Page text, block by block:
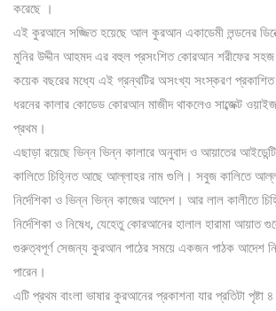
করেছে ।
এই কুরআনে সজ্জিত হয়েছে আল কুরআন একাডেমী লন্ডনের
মুনির উদ্দীন আহমদ এর বহুল প্রসংশিত কোরআন শরীফের
কয়েক বছরের মধ্যে এই গ্রন্থটির অসংখ্য সংস্করণ প্রকাশিত
ধরনের কালার কোডেড কোরআন মাজীদ থাকলেও সাব্জেক্ট
প্রথম।
এছাড়া রয়েছে ভিন্ন ভিন্ন কালারে অনুবাদ ও আয়াতের
কালিতে চিহ্নিত আছে আল্লাহর নাম গুলি। সবুজ কালিতে
নির্দেশিকা ও ভিন্ন ভিন্ন কাজের আদেশ। আর লাল কালীতে
নির্দেশিকা ও নিষেধ, যেহেতু কোরআনের হালাল হারামা আয়াত
গুরুত্বপূর্ণ সেজন্য কুরআন পাঠের সময়ে একজন পাঠক আদেশ
পারেন।
এটি প্রথম বাংলা ভাষার কুরআনের প্রকাশনা যার প্রতিটা পৃষ্টা ৪